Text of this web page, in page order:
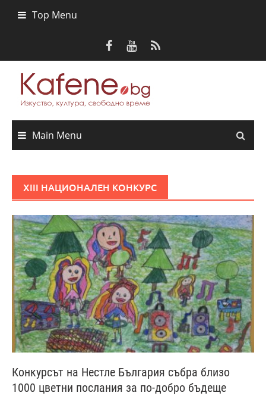
Top Menu
Main Menu
XIII НАЦИОНАЛЕН КОНКУРС
Конкурсът на Нестле България събра близо
1000 цветни послания за по-добро бъдеще